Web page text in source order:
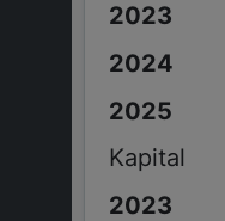
Kapital